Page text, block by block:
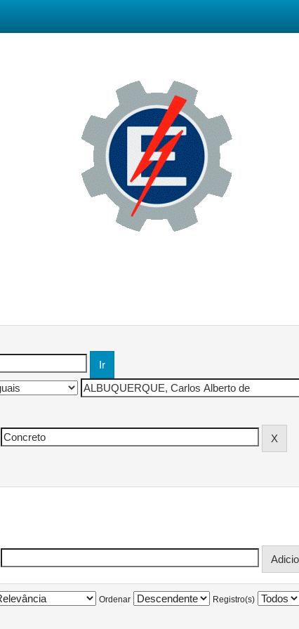
Ordenar Registro(s)